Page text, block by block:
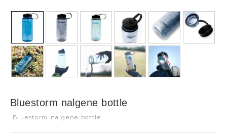
Bluestorm nalgene bottle
Bluestorm nalgene bottle